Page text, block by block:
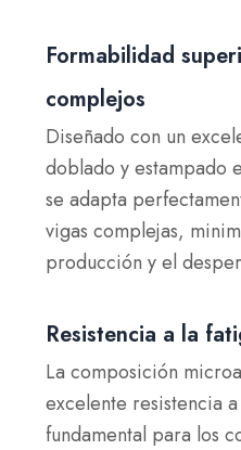
Formabilidad
complejos
Diseñado con un
doblado y estampado
se adapta
vigas complejas,
producción y el
Resistencia a la
La composición
excelente resistencia
fundamental para los